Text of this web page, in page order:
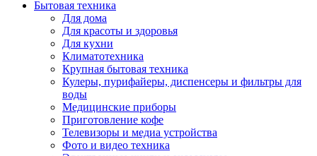
Бытовая техника
Для дома
Для красоты и здоровья
Для кухни
Климатотехника
Крупная бытовая техника
Кулеры, пурифайеры, диспенсеры и фильтры для
воды
Медицинские приборы
Приготовление кофе
Телевизоры и медиа устройства
Фото и видео техника